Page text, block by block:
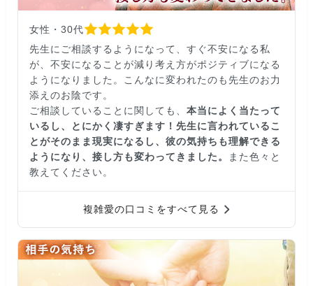
女性・30代
先生にご相談するようになって、すぐ不安になる私
が、不安になることが減り考え方がポジティブになる
ようになりました。こんなに変われたのも先生のお力
添えのお陰です。
ご相談していることに関しても、 本当によく当たって
いるし、とにかく凄すぎます！先生に言われているこ
とがそのまま現実になるし、彼の気持ちも理解できる
ようになり、接し方も変わってきました。
また色々と
教えてください。
複雑愛の口コミをすべて見る